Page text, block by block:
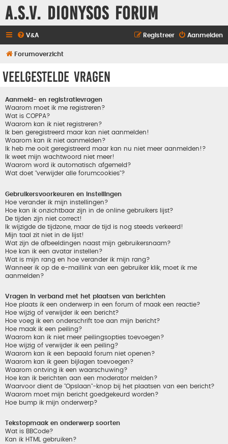
A.S.V. Dionysos Forum
V&A Aanmelden
Registreer
Forumoverzicht
Veelgestelde vragen
Aanmeld- en registratievragen
Waarom moet ik me registreren?
Wat is COPPA?
Waarom kan ik niet registreren?
Ik ben geregistreerd maar kan niet aanmelden!
Waarom kan ik niet aanmelden?
Ik heb me ooit geregistreerd maar kan nu niet meer aanmelden!?
Ik weet mijn wachtwoord niet meer!
Waarom word ik automatisch afgemeld?
Wat doet "verwijder alle forumcookies"?
Gebruikersvoorkeuren en instellingen
Hoe verander ik mijn instellingen?
Hoe kan ik onzichtbaar zijn in de online gebruikers lijst?
De tijden zijn niet correct!
Ik wijzigde de tijdzone, maar de tijd is nog steeds verkeerd!
Mijn taal zit niet in de lijst!
Wat zijn de afbeeldingen naast mijn gebruikersnaam?
Hoe kan ik een avatar instellen?
Wat is mijn rang en hoe verander ik mijn rang?
Wanneer ik op de e-maillink van een gebruiker klik, moet ik me
aanmelden?
Vragen in verband met het plaatsen van berichten
Hoe plaats ik een onderwerp in een forum of maak een reactie?
Hoe wijzig of verwijder ik een bericht?
Hoe voeg ik een onderschrift toe aan mijn bericht?
Hoe maak ik een peiling?
Waarom kan ik niet meer peilingsopties toevoegen?
Hoe wijzig of verwijder ik een peiling?
Waarom kan ik een bepaald forum niet openen?
Waarom kan ik geen bijlagen toevoegen?
Waarom ontving ik een waarschuwing?
Hoe kan ik berichten aan een moderator melden?
Waarvoor dient de "Opslaan"-knop bij het plaatsen van een bericht?
Waarom moet mijn bericht goedgekeurd worden?
Hoe bump ik mijn onderwerp?
Tekstopmaak en onderwerp soorten
Wat is BBCode?
Kan ik HTML gebruiken?